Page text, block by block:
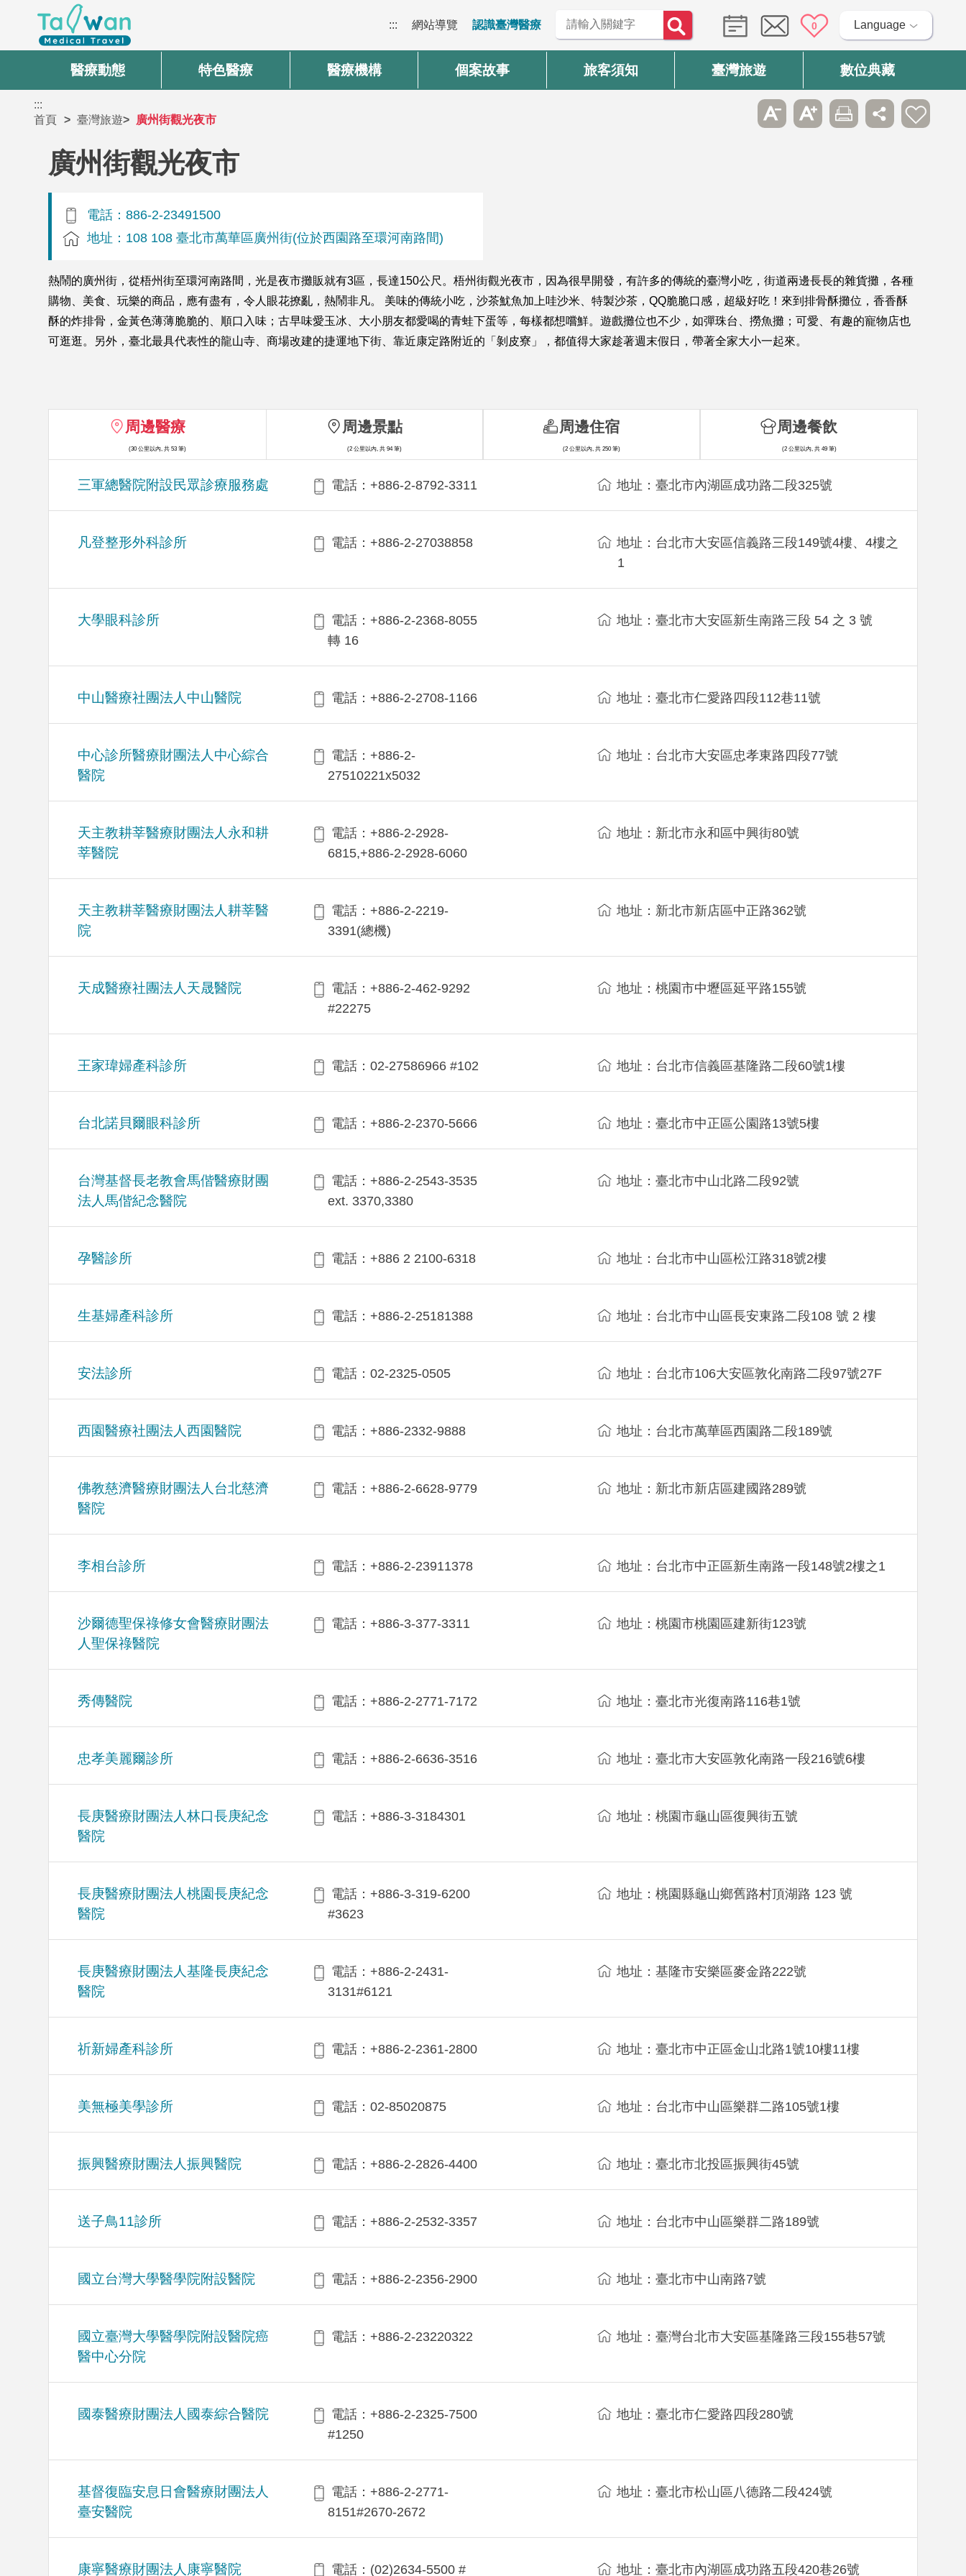
::: 網站導覽 認識臺灣醫療 0 Language
醫療動態 特色醫療 醫療機構 個案故事 旅客須知 臺灣旅遊 數位典藏
:::
首頁
臺灣旅遊 廣州街觀光夜市
廣州街觀光夜市
電話：886-2-23491500
地址：108 108 臺北市萬華區廣州街(位於西園路至環河南路間)
熱鬧的廣州街，從梧州街至環河南路間，光是夜市攤販就有3區，長達150公尺。梧州街觀光夜市，因為很早開發，有許多的傳統的臺灣小吃，街道兩邊長長的雜貨攤，各種
購物、美食、玩樂的商品，應有盡有，令人眼花撩亂，熱鬧非凡。 美味的傳統小吃，沙茶魷魚加上哇沙米、特製沙茶，QQ脆脆口感，超級好吃！來到排骨酥攤位，香香酥
酥的炸排骨，金黃色薄薄脆脆的、順口入味；古早味愛玉冰、大小朋友都愛喝的青蛙下蛋等，每樣都想嚐鮮。遊戲攤位也不少，如彈珠台、撈魚攤；可愛、有趣的寵物店也
可逛逛。另外，臺北最具代表性的龍山寺、商場改建的捷運地下街、靠近康定路附近的「剝皮寮」，都值得大家趁著週末假日，帶著全家大小一起來。
周邊醫療
(30 公里以內, 共 53 筆)
三軍總醫院附設民眾診療服務處 電話：+886-2-8792-3311 地址：臺北市內湖區成功路二段325號
凡登整形外科診所 電話：+886-2-27038858
地址：台北市大安區信義路三段149號4樓、4樓之
1
大學眼科診所
電話：+886-2-2368-8055
轉 16
地址：臺北市大安區新生南路三段 54 之 3 號
中山醫療社團法人中山醫院 電話：+886-2-2708-1166 地址：臺北市仁愛路四段112巷11號
中心診所醫療財團法人中心綜合
醫院
電話：+886-2-
27510221x5032
地址：台北市大安區忠孝東路四段77號
天主教耕莘醫療財團法人永和耕
莘醫院
電話：+886-2-2928-
6815,+886-2-2928-6060
地址：新北市永和區中興街80號
天主教耕莘醫療財團法人耕莘醫
院
電話：+886-2-2219-
3391(總機)
地址：新北市新店區中正路362號
天成醫療社團法人天晟醫院
電話：+886-2-462-9292
#22275
地址：桃園市中壢區延平路155號
王家瑋婦產科診所 電話：02-27586966 #102 地址：台北市信義區基隆路二段60號1樓
台北諾貝爾眼科診所 電話：+886-2-2370-5666 地址：臺北市中正區公園路13號5樓
台灣基督長老教會馬偕醫療財團
法人馬偕紀念醫院
電話：+886-2-2543-3535
ext. 3370,3380
地址：臺北市中山北路二段92號
孕醫診所 電話：+886 2 2100-6318 地址：台北市中山區松江路318號2樓
生基婦產科診所 電話：+886-2-25181388 地址：台北市中山區長安東路二段108 號 2 樓
安法診所 電話：02-2325-0505 地址：台北市106大安區敦化南路二段97號27F
西園醫療社團法人西園醫院 電話：+886-2332-9888 地址：台北市萬華區西園路二段189號
佛教慈濟醫療財團法人台北慈濟
醫院
電話：+886-2-6628-9779 地址：新北市新店區建國路289號
李相台診所 電話：+886-2-23911378 地址：台北市中正區新生南路一段148號2樓之1
沙爾德聖保祿修女會醫療財團法
人聖保祿醫院
電話：+886-3-377-3311 地址：桃園市桃園區建新街123號
秀傳醫院 電話：+886-2-2771-7172 地址：臺北市光復南路116巷1號
忠孝美麗爾診所 電話：+886-2-6636-3516 地址：臺北市大安區敦化南路一段216號6樓
長庚醫療財團法人林口長庚紀念
醫院
電話：+886-3-3184301 地址：桃園市龜山區復興街五號
長庚醫療財團法人桃園長庚紀念
醫院
電話：+886-3-319-6200
#3623
地址：桃園縣龜山鄉舊路村頂湖路 123 號
長庚醫療財團法人基隆長庚紀念
醫院
電話：+886-2-2431-
3131#6121
地址：基隆市安樂區麥金路222號
祈新婦產科診所 電話：+886-2-2361-2800 地址：臺北市中正區金山北路1號10樓11樓
美無極美學診所 電話：02-85020875 地址：台北市中山區樂群二路105號1樓
振興醫療財團法人振興醫院 電話：+886-2-2826-4400 地址：臺北市北投區振興街45號
送子鳥11診所 電話：+886-2-2532-3357 地址：台北巿中山區樂群二路189號
國立台灣大學醫學院附設醫院 電話：+886-2-2356-2900 地址：臺北市中山南路7號
國立臺灣大學醫學院附設醫院癌
醫中心分院
電話：+886-2-23220322 地址：臺灣台北市大安區基隆路三段155巷57號
國泰醫療財團法人國泰綜合醫院
電話：+886-2-2325-7500
#1250
地址：臺北市仁愛路四段280號
基督復臨安息日會醫療財團法人
臺安醫院
電話：+886-2-2771-
8151#2670-2672
地址：臺北市松山區八德路二段424號
康寧醫療財團法人康寧醫院 電話：(02)2634-5500 # 地址：臺北市內湖區成功路五段420巷26號
周邊景點
(2 公里以內, 共 94 筆)
周邊住宿
(2 公里以內, 共 250 筆)
周邊餐飲
(2 公里以內, 共 49 筆)